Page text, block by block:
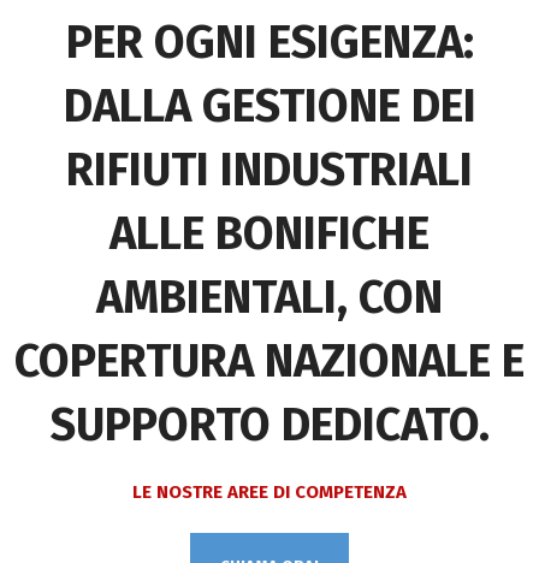
PER OGNI ESIGENZA:
DALLA GESTIONE DEI
RIFIUTI INDUSTRIALI
ALLE BONIFICHE
AMBIENTALI, CON
COPERTURA NAZIONALE E
SUPPORTO DEDICATO.
LE NOSTRE AREE DI COMPETENZA